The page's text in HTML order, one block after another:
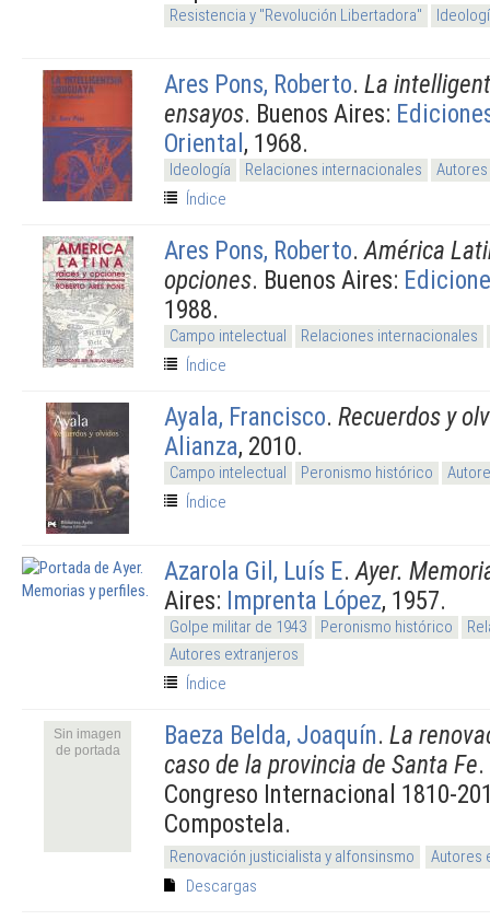
Resistencia y "Revolución Libertadora"
Ares Pons, Roberto. La
ensayos. Buenos Aires:
Oriental, 1968.
Ideología Relaciones internacionales
Índice
Ares Pons, Roberto.América
opciones. Buenos Aires:
1988.
Campo intelectual
Relaciones internacionales
Índice
Ayala, Francisco. Recuerdos y
Alianza, 2010.
Campo intelectual Peronismo histórico
Índice
Azarola Gil, Luís E.Ayer.
Aires: Imprenta López, 1957.
Golpe militar de 1943 Peronismo histórico
Autores extranjeros
Índice
Sin imagen
de portada
Baeza Belda, Joaquín. La
caso de la provincia de Santa Fe
Congreso Internacional 1810-
Compostela.
Renovación justicialista y alfonsinsmo
Autores
Descargas